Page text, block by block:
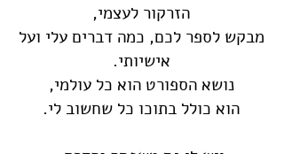
הזרקור לעצמי,
מבקש לספר לכם, כמה דברים עלי ועל
אישיותי.
נושא הספורט הוא כל עולמי,
הוא כולל בתוכו כל שחשוב לי.